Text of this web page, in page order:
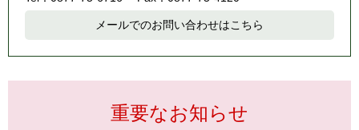
メールでのお問い合わせはこちら
重要なお知らせ